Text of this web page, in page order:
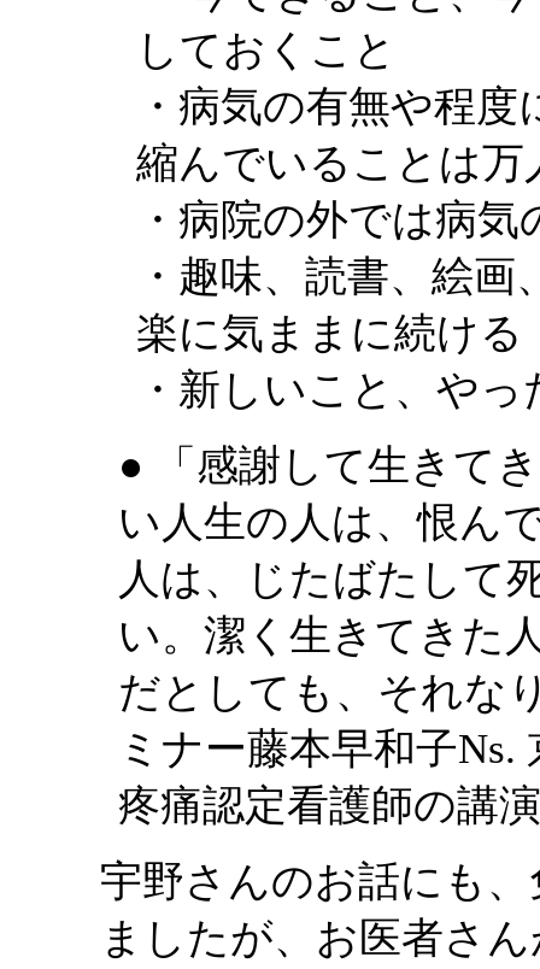
しておくこと
・病気の有無や程
縮んでいることは万
・病院の外では病
・趣味、読書、絵
楽に気ままに続ける
・新しいこと、や
● 「感謝して生きて
い人生の人は、恨ん
人は、じたばたして
い。潔く生きてきた
だとしても、それな
ミナー藤本早和子
疼痛認定看護師の講
宇野さんのお話にも
ましたが、お医者さ